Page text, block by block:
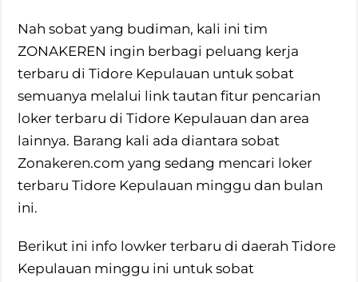
Nah sobat yang budiman, kali ini tim
ZONAKEREN ingin berbagi peluang kerja
terbaru di Tidore Kepulauan untuk sobat
semuanya melalui link tautan fitur pencarian
loker terbaru di Tidore Kepulauan dan area
lainnya. Barang kali ada diantara sobat
Zonakeren.com yang sedang mencari loker
terbaru Tidore Kepulauan minggu dan bulan
ini.
Berikut ini info lowker terbaru di daerah Tidore
Kepulauan minggu ini untuk sobat